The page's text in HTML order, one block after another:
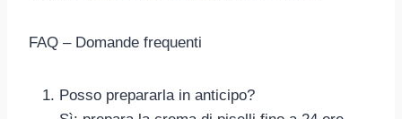
FAQ – Domande frequenti
Posso prepararla in anticipo?